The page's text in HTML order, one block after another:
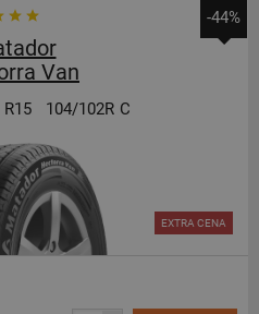
-44%
Van
R15 104/102R C
EXTRA CENA